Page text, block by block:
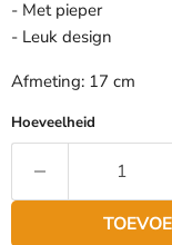
- Met pieper
- Leuk design
Afmeting: 17 cm
Hoeveelheid